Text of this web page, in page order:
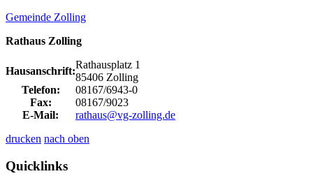
Gemeinde Zolling
Rathaus Zolling
Hausanschrift:
Rathausplatz 1
85406 Zolling
Telefon:
08167/6943-0
Fax:
08167/9023
E-Mail:
rathaus@vg-zolling.de
drucken nach oben
Quicklinks